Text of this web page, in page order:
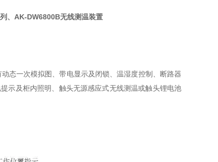
、AK-DW6800B无线测温装置
态一次模拟图、带电显示及闭锁、温湿度控制、断路器
示及柜内照明、触头无源感应式无线测温或触头锂电池